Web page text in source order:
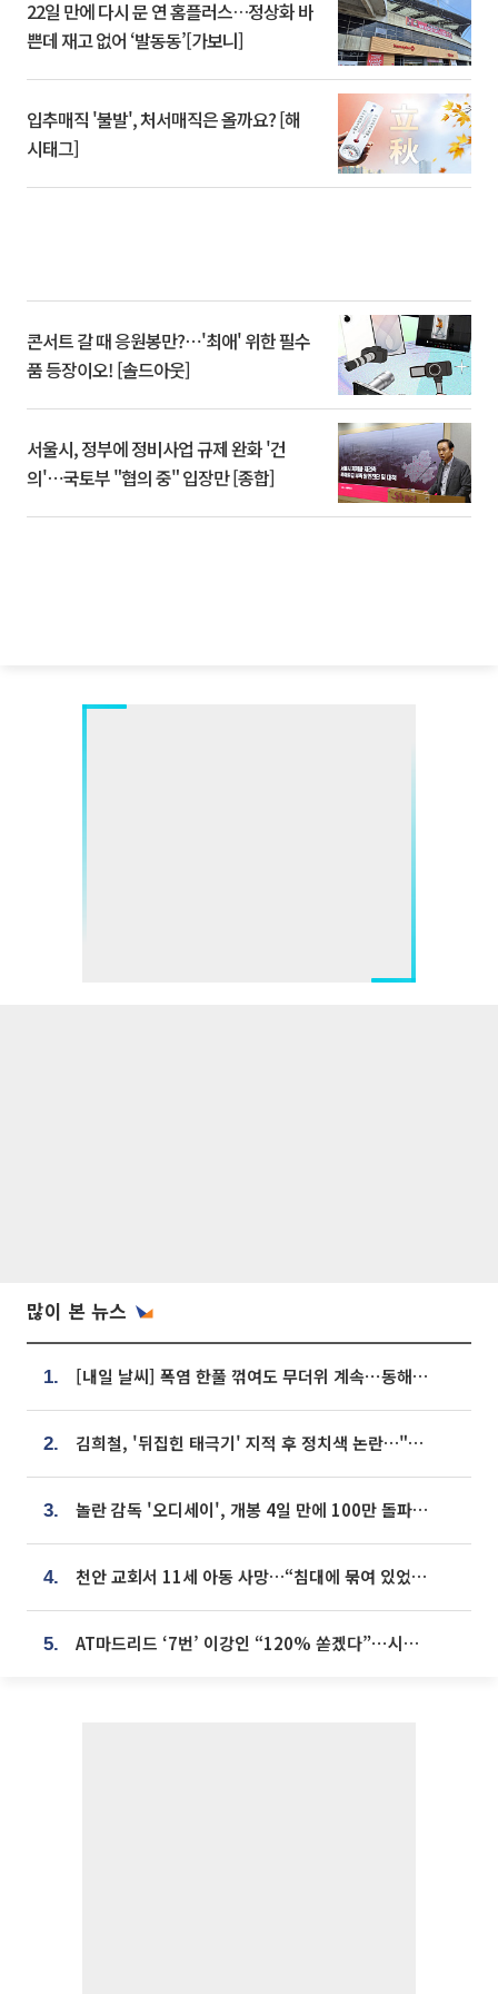
22일 만에 다시 문 연 홈플러스…정상화 바
쁜데 재고 없어 ‘발동동’[가보니]
입추매직 '불발', 처서매직은 올까요? [해
시태그]
콘서트 갈 때 응원봉만?⋯'최애' 위한 필수
품 등장이오! [솔드아웃]
서울시, 정부에 정비사업 규제 완화 '건
의'⋯국토부 "협의 중" 입장만 [종합]
많이 본 뉴스
1. [내일 날씨] 폭염 한풀 꺾여도 무더위 계속⋯동해안 이틀 연속 비
2. 김희철, '뒤집힌 태극기' 지적 후 정치색 논란…"좌우 떠나 우리나라 국기"
3. 놀란 감독 '오디세이', 개봉 4일 만에 100만 돌파⋯'왕사남' 보다 빠르다
4. 천안 교회서 11세 아동 사망…“침대에 묶여 있었다” 진술 확보
5. AT마드리드 ‘7번’ 이강인 “120% 쏟겠다”⋯시메오네 감독 “필요한 선수”